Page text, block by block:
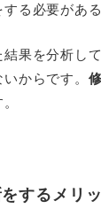
る必要があ
果を分析し
からです。
するメリ